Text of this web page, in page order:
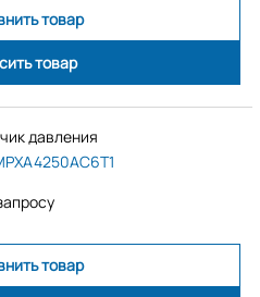
товар
товар
давления
товар